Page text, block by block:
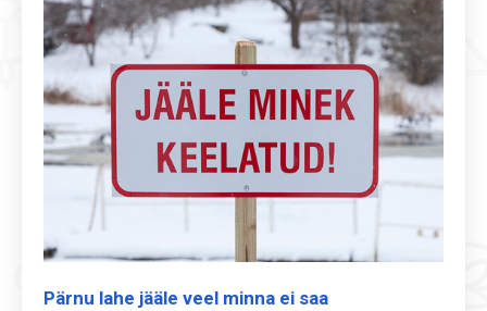
Pärnu lahe jääle veel minna ei saa